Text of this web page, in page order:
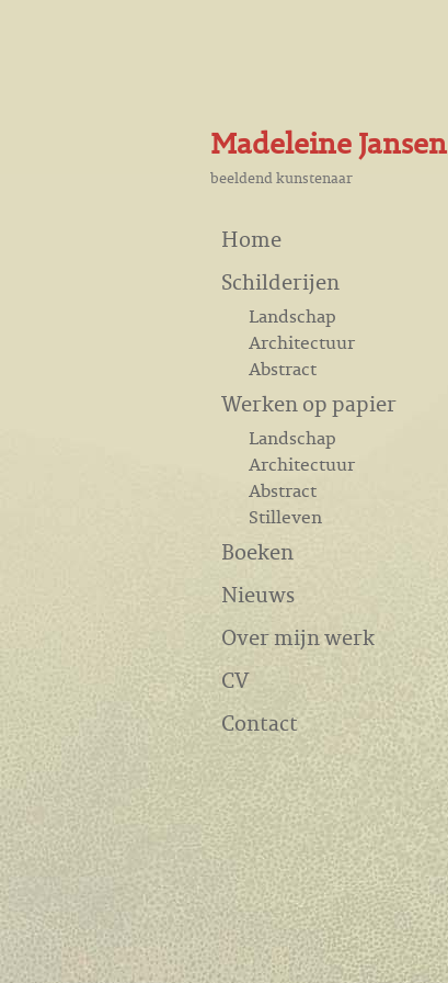
Madeleine Jansen
beeldend kunstenaar
Home
Schilderijen
Landschap
Architectuur
Abstract
Werken op papier
Landschap
Architectuur
Abstract
Stilleven
Boeken
Nieuws
Over mijn werk
CV
Contact